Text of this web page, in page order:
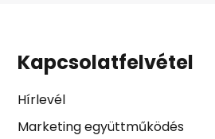
Kapcsolatfelvétel
Hírlevél
Marketing együttműködés